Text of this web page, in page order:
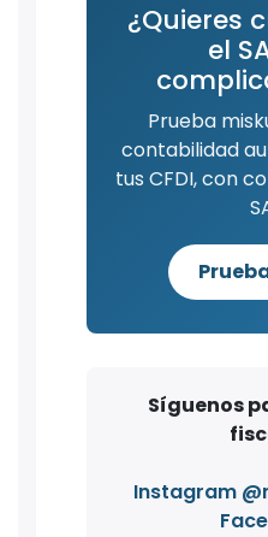
¿Quieres
el
Prueba
contabilidad
tus CFDI, con
Síguenos
Instagram